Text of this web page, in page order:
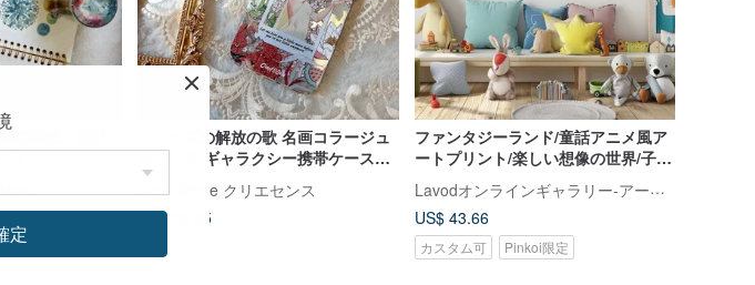
和紙、光沢
プ
ミューズの解放の歌 名画コラージュ
シリーズ ギャラクシー携帯ケース
CSBQ06
CreASEnse クリエセンス
US$ 35.55
ファンタジーランド/童話アニメ風ア
ートプリント/楽しい想像の世界/子供
部屋・寝室用ウォールアート
Lavodオンラインギャラリー-アート吊り下げ絵画専門
US$ 43.66
カスタム可 Pinkoi限定
定